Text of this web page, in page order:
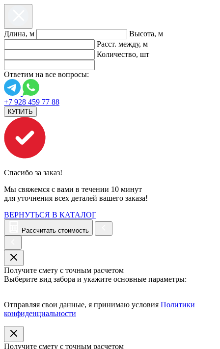
Длина, м
Высота, м
Расст. между, м
Количество, шт
Ответим на все вопросы:
+7 928 459 77 88
КУПИТЬ
Спасибо за заказ!
Мы свяжемся с вами в течении 10 минут
для уточнения всех деталей вашего заказа!
ВЕРНУТЬСЯ В КАТАЛОГ
Рассчитать стоимость
Получите смету с точным расчетом
Выберите вид забора и укажите основные параметры:
Отправляя свои данные, я принимаю условия Политики
конфиденциальности
Получите смету с точным расчетом